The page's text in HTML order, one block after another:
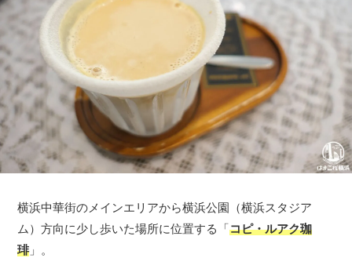
横浜中華街のメインエリアから横浜公園（横浜スタジア
ム）方向に少し歩いた場所に位置する「コピ・ルアク珈
琲」。